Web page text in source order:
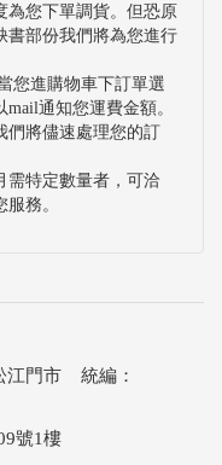
為您下單調貨。但恐原
書部份我們將為您進行
您進購物車下訂單選
通知您運費金額。
們將儘速處理您的訂
需特定數量者，可洽
服務。
江門市 統編：
號1樓